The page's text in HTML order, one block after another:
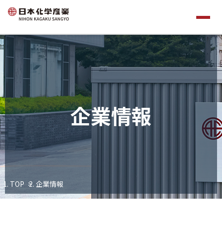
企業情報
TOP 企業情報